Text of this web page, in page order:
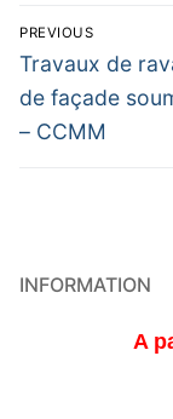
Navigation
de
l’article
PREVIOUS
Previous
post:
Travaux de
de façade
– CCMM
INFORMATION
A